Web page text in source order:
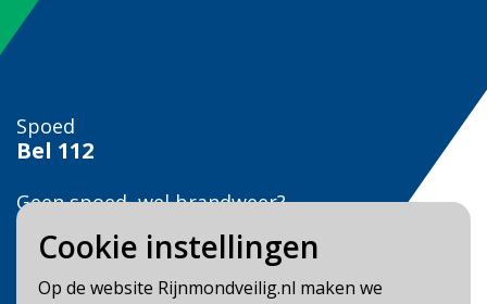
Cookie instellingen
Op de website Rijnmondveilig.nl maken we
Spoed
Bel 112
Geen spoed, wel brandweer?
Bel
Veilig Leven?